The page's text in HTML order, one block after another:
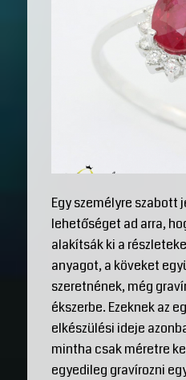
Egy személyre szabott
lehetőséget ad arra,
alakítsák ki a
anyagot, a köveket
szeretnének, még
ékszerbe. Ezeknek az
elkészülési ideje
mintha csak méretre
egyedileg gravírozni